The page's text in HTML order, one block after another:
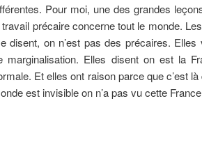
Pour moi, une des grandes
travail précaire concerne tout le monde.
disent, on n’est pas des précaires.
marginalisation. Elles disent on est la
Et elles ont raison parce que c’est
est invisible on n’a pas vu cette